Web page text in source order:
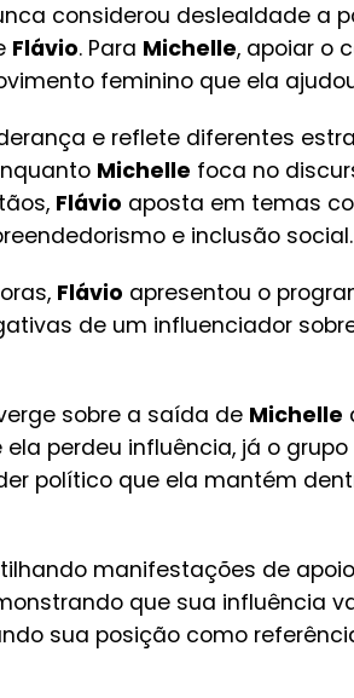
considerou deslealdade a
Flávio. Para Michelle, apoiar o
feminino que ela
e reflete diferentes
Michelle foca no
Flávio aposta em temas
e inclusão social.
Flávio apresentou o
de um influenciador
sobre a saída de Michelle
perdeu influência, já o grupo
político que ela mantém
manifestações de
que sua influência
sua posição como